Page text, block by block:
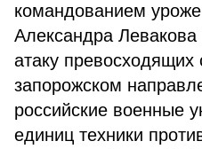
командованием
Александра Левакова
атаку превосходящих
запорожском
российские военные
единиц техники